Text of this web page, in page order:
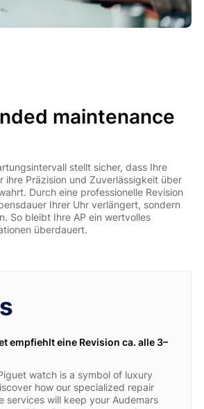
maintenance
stellt sicher, dass Ihre
ihre Präzision und Zuverlässigkeit über
Durch eine professionelle Revision
Ihrer Uhr verlängert, sondern
So bleibt Ihre AP ein wertvolles
überdauert.
empfiehlt eine Revision ca. alle 3–
watch is a symbol of luxury
how our specialized repair
services will keep your Audemars